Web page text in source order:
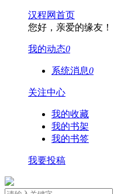
汉程网首页
您好，亲爱的缘友！
我的动态0
系统消息0
关注中心
我的收藏
我的书架
我的书签
我要投稿